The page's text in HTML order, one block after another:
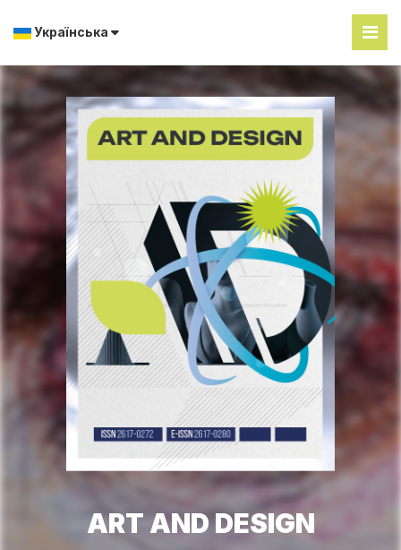
Українська
ART AND DESIGN